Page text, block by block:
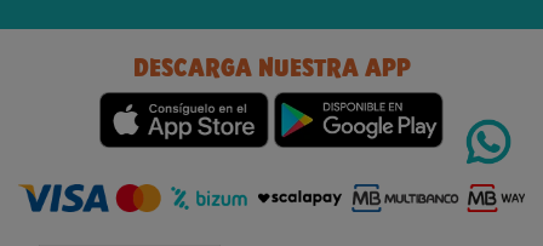
DESCARGA NUESTRA APP